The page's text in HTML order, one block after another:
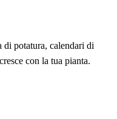
potatura, calendari di
con la tua pianta.